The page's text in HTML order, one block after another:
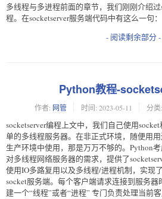
多线程与多进程前面的章节，我们刚刚介绍过
程。在socketserver服务端代码中有这么一句：
- 阅读剩余部分 -
Python教程-
作者: 网管 时间: 2023-05-11 分类:
socketserver编程上文中，我们自己使用
单的多线程服务器。在非正式环境，随便用
生产环境中使用，那是万万不够的。Python
对多线程网络服务器的需求，提供了
使用IO多路复用以及多线程/进程机制，实现
socket服务端。每个客户端请求连接到服务器
建一个“线程”或者“进程” 专门负责处理当前客